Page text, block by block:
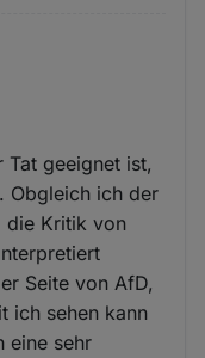
geeignet ist,
Obgleich ich der
die Kritik von
Seite von AfD,
ich sehen kann
eine sehr